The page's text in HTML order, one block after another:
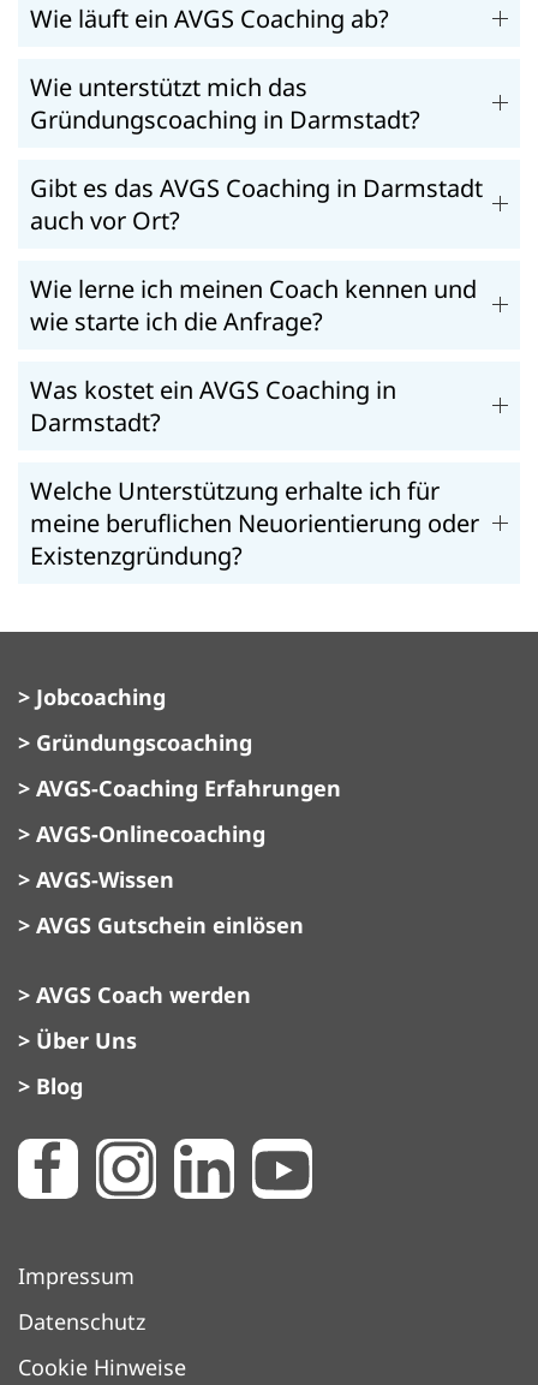
Wie läuft ein AVGS Coaching ab?
Wie unterstützt mich das
Gründungscoaching in Darmstadt?
Gibt es das AVGS Coaching in Darmstadt
auch vor Ort?
Wie lerne ich meinen Coach kennen und
wie starte ich die Anfrage?
Was kostet ein AVGS Coaching in
Darmstadt?
Welche Unterstützung erhalte ich für
meine beruflichen Neuorientierung oder
Existenzgründung?
> Jobcoaching
> Gründungscoaching
> AVGS-Coaching Erfahrungen
> AVGS-Onlinecoaching
> AVGS-Wissen
> AVGS Gutschein einlösen
> AVGS Coach werden
> Über Uns
> Blog
Impressum
Datenschutz
Cookie Hinweise